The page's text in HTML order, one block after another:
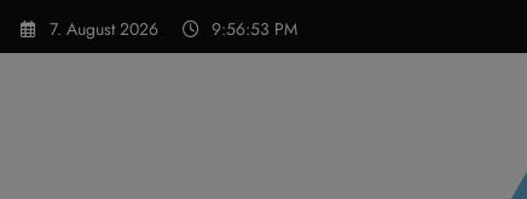
Zum
Inhalt
7. August 2026 9:56:54 PM